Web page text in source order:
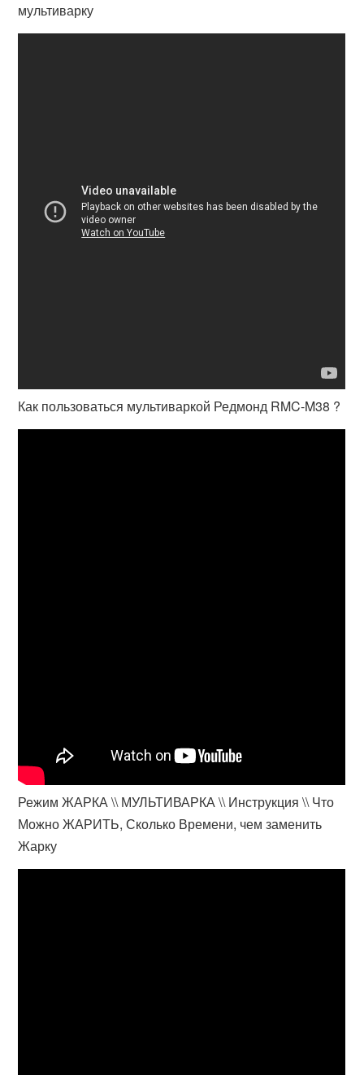
мультиварку
Как пользоваться мультиваркой Редмонд RMC-M38 ?
Режим ЖАРКА \\ МУЛЬТИВАРКА \\ Инструкция \\ Что
Можно ЖАРИТЬ, Сколько Времени, чем заменить
Жарку